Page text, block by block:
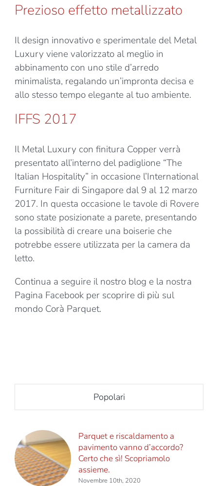
Prezioso effetto metallizzato
Il design innovativo e sperimentale del Metal
Luxury viene valorizzato al meglio in
abbinamento con uno stile d’arredo
minimalista, regalando un’impronta decisa e
allo stesso tempo elegante al tuo ambiente.
IFFS 2017
Il Metal Luxury con finitura Copper verrà
presentato all’interno del padiglione “The
Italian Hospitality” in occasione l’International
Furniture Fair di Singapore dal 9 al 12 marzo
2017. In questa occasione le tavole di Rovere
sono state posizionate a parete, presentando
la possibilità di creare una boiserie che
potrebbe essere utilizzata per la camera da
letto.
Continua a seguire il nostro blog e la nostra
Pagina Facebook per scoprire di più sul
mondo Corà Parquet.
Popolari
Parquet e riscaldamento a
pavimento vanno d’accordo?
Certo che sì! Scopriamolo
assieme.
Novembre 10th, 2020